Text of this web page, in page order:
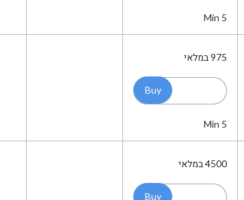
Min 5
975 במלאי
Min 5
4500 במלאי